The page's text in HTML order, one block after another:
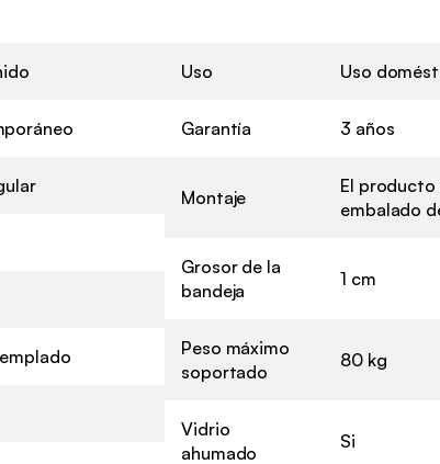
Uso Uso
Garantía 3 años
Montaje
El
embalado
Grosor de la
bandeja
1 cm
Peso máximo
soportado
80 kg
Vidrio
ahumado
Si